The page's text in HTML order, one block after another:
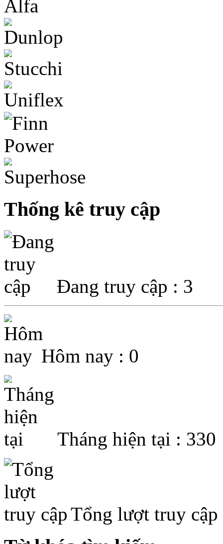
Thống kê truy cập
Đang truy cập : 3
Hôm nay : 0
Tháng hiện tại : 330
Tổng lượt truy